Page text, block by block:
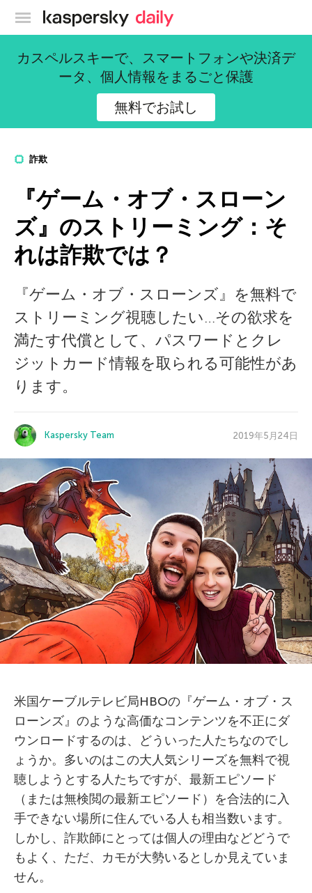
カスペルスキー公式ブログ
カスペルスキーで、スマートフォンや決済デ
ータ、個人情報をまるごと保護
無料でお試し
詐欺
『ゲーム・オブ・スローン
ズ』のストリーミング：そ
れは詐欺では？
『ゲーム・オブ・スローンズ』を無料で
ストリーミング視聴したい…その欲求を
満たす代償として、パスワードとクレ
ジットカード情報を取られる可能性があ
ります。
Kaspersky Team 2019年5月24日
米国ケーブルテレビ局HBOの『ゲーム・オブ・ス
ローンズ』のような高価なコンテンツを不正にダ
ウンロードするのは、どういった人たちなのでし
ょうか。多いのはこの大人気シリーズを無料で視
聴しようとする人たちですが、最新エピソード
（または無検閲の最新エピソード）を合法的に入
手できない場所に住んでいる人も相当数います。
しかし、詐欺師にとっては個人の理由などどうで
もよく、ただ、カモが大勢いるとしか見えていま
せん。